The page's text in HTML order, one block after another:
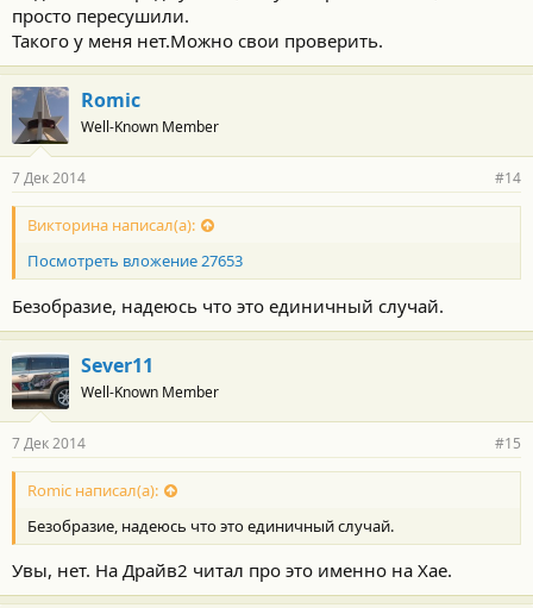
просто пересушили.
Такого у меня нет.Можно свои проверить.
Romic
Well-Known Member
7 Дек 2014 #14
Викторина написал(а):
Посмотреть вложение 27653
Безобразие, надеюсь что это единичный случай.
Sever11
Well-Known Member
7 Дек 2014 #15
Romic написал(а):
Безобразие, надеюсь что это единичный случай.
Увы, нет. На Драйв2 читал про это именно на Хае.